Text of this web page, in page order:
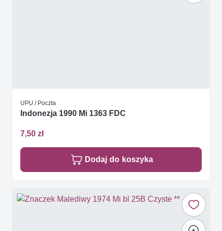
UPU / Poczta
Indonezja 1990 Mi 1363 FDC
7,50 zł
Dodaj do koszyka